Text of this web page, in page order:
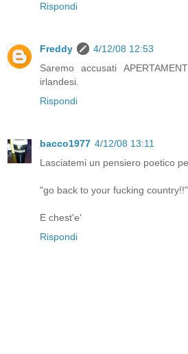
Rispondi
Freddy
4/12/08 12:53
Saremo accusati
irlandesi.
Rispondi
bacco1977 4/12/08 13:11
Lasciatemi un pensiero poetico
"go back to your fucking country!!"
E chest'e'
Rispondi